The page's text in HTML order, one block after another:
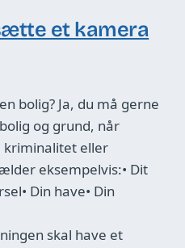
et kamera
bolig? Ja, du må gerne
og grund, når
eller
eksempelvis:• Dit
Din have• Din
skal have et